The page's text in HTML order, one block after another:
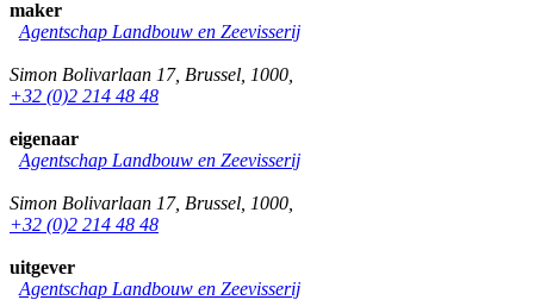
maker
Agentschap Landbouw en Zeevisserij
Simon Bolivarlaan 17, Brussel 1000
+32 (0)2 214 48 48
eigenaar
Agentschap Landbouw en Zeevisserij
Simon Bolivarlaan 17, Brussel 1000
+32 (0)2 214 48 48
uitgever
Agentschap Landbouw en Zeevisserij